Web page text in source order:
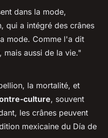
dans la mode,
, qui a intégré des crânes
mode. Comme l'a dit
mais aussi de la vie."
la mortalité, et
culture, souvent
les crânes peuvent
mexicaine du Día de